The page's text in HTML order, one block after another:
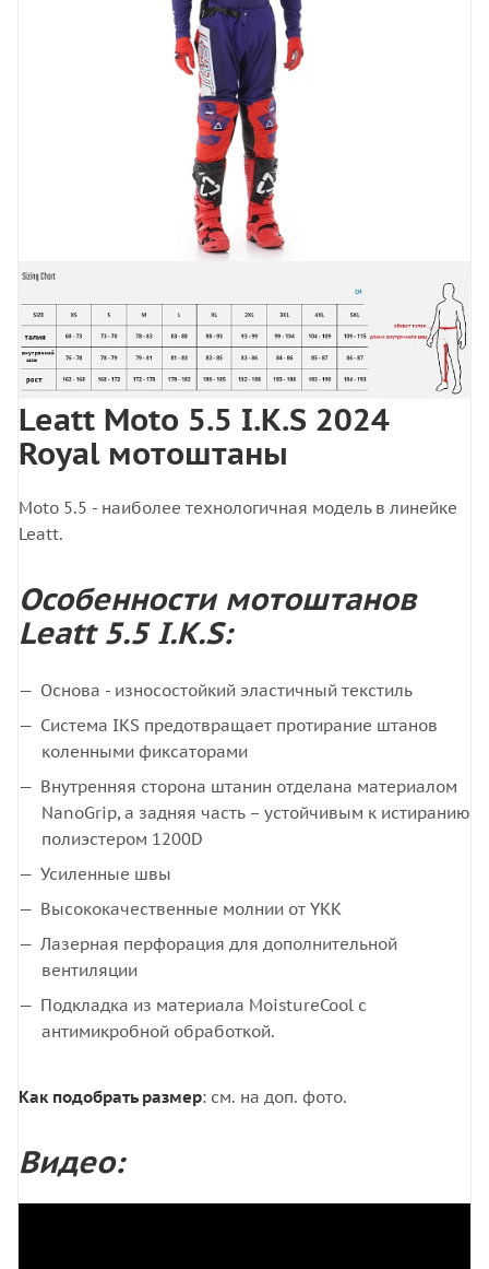
Leatt Moto 5.5 I.K.S 2024
Royal мотоштаны
Moto 5.5 - наиболее технологичная модель в линейке
Leatt.
Особенности мотоштанов
Leatt 5.5 I.K.S:
Основа - износостойкий эластичный текстиль
Система IKS предотвращает протирание штанов
коленными фиксаторами
Внутренняя сторона штанин отделана материалом
NanoGrip, а задняя часть – устойчивым к истиранию
полиэстером 1200D
Усиленные швы
Высококачественные молнии от YKK
Лазерная перфорация для дополнительной
вентиляции
Подкладка из материала MoistureCool с
антимикробной обработкой.
Как подобрать размер: см. на доп. фото.
Видео: